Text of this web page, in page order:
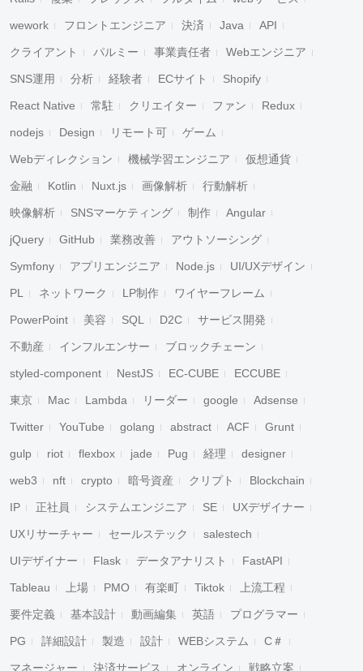
wework フロントエンジニア 決済 Java API
クライアント パルミー 事業責任者 Webエンジニア
SNS運用 分析 経験者 ECサイト Shopify
React Native 常駐 クリエイター ファン Redux
nodejs Design リモート可 ゲーム
Webディレクション 機械学習エンジニア 仮想通貨
金融 Kotlin Nuxt.js 画像解析 行動解析
映像解析 SNSマーケティング 制作 Angular
jQuery GitHub 業務改善 アウトソーシング
Symfony アプリエンジニア Node.js UI/UXデザイン
PL ネットワーク LP制作 ワイヤーフレーム
PowerPoint 美容 SQL D2C サービス開発
不動産 インフルエンサー ブロックチェーン
styled-component NestJS EC-CUBE ECCUBE
東京 Mac Lambda リーダー google Adsense
Twitter YouTube golang abstract ACF Grunt
gulp riot flexbox jade Pug 経理 designer
web3 nft crypto 暗号資産 クリプト Blockchain
IP 正社員 システムエンジニア SE UXデザイナー
UXリサーチャー セールステック salestech
UIデザイナー Flask データアナリスト FastAPI
Tableau 上場 PMO 有楽町 Tiktok 上流工程
要件定義 基本設計 動画編集 英語 プログラマー
PG 詳細設計 製造 設計 WEBシステム C＃
マネージャー 決済サービス オンライン 戦略立案